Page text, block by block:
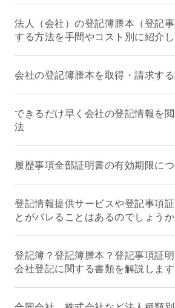
法人（会社）の登記簿謄本（登記
する方法を手間やコスト別に紹介
会社の登記簿謄本を取得・請求す
できるだけ早く会社の登記情報を
法
履歴事項全部証明書の有効期限に
登記情報提供サービスや登記事項
とがバレることはあるのでしょうか
登記簿？登記簿謄本？登記事項証
会社登記に関する書類を解説します